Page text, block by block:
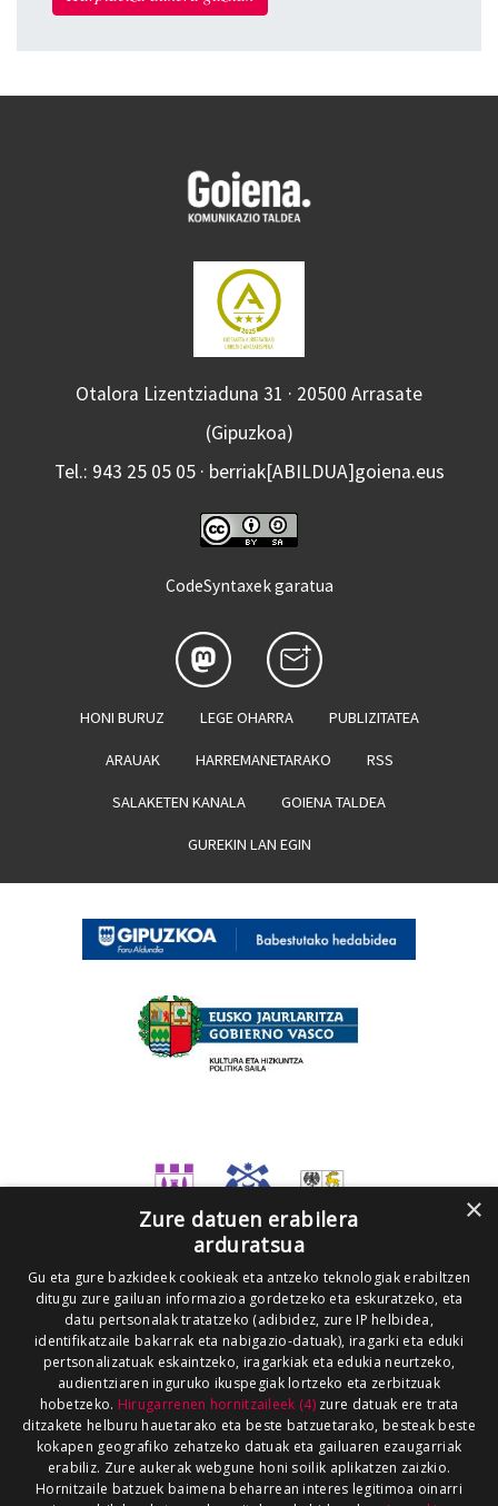
Otalora Lizentziaduna 31 · 20500 Arrasate
(Gipuzkoa)
Tel.: 943 25 05 05 · berriak[ABILDUA]goiena.eus
CodeSyntaxek garatua
HONI BURUZ LEGE OHARRA PUBLIZITATEA
ARAUAK HARREMANETARAKO RSS
SALAKETEN KANALA GOIENA TALDEA
GUREKIN LAN EGIN
×
Zure datuen erabilera
arduratsua
Gu eta gure bazkideek cookieak eta antzeko teknologiak erabiltzen
ditugu zure gailuan informazioa gordetzeko eta eskuratzeko, eta
datu pertsonalak tratatzeko (adibidez, zure IP helbidea,
identifikatzaile bakarrak eta nabigazio-datuak), iragarki eta eduki
pertsonalizatuak eskaintzeko, iragarkiak eta edukia neurtzeko,
audientziaren inguruko ikuspegiak lortzeko eta zerbitzuak
hobetzeko. Hirugarrenen hornitzaileek (4)zure datuak ere trata
ditzakete helburu hauetarako eta beste batzuetarako, besteak beste
kokapen geografiko zehatzeko datuak eta gailuaren ezaugarriak
erabiliz. Zure aukerak webgune honi soilik aplikatzen zaizkio.
Hornitzaile batzuek baimena beharrean interes legitimoa oinarri